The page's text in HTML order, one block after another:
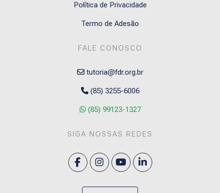
Política de Privacidade
Termo de Adesão
FALE CONOSCO
tutoria@fdr.org.br
(85) 3255-6006
(85) 99123-1327
SIGA NOSSAS REDES